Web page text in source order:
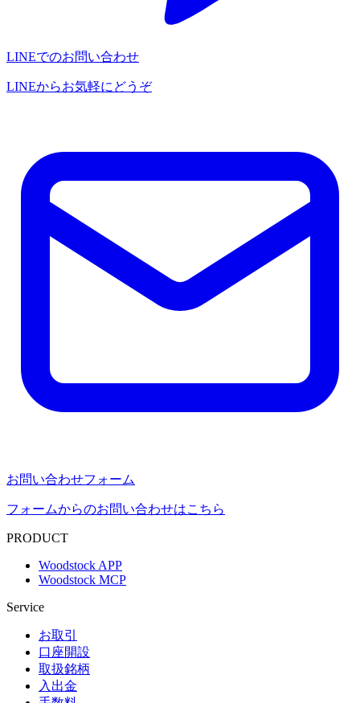
LINEでのお問い合わせ
LINEからお気軽にどうぞ
お問い合わせフォーム
フォームからのお問い合わせはこちら
PRODUCT
Woodstock APP
Woodstock MCP
Service
お取引
口座開設
取扱銘柄
入出金